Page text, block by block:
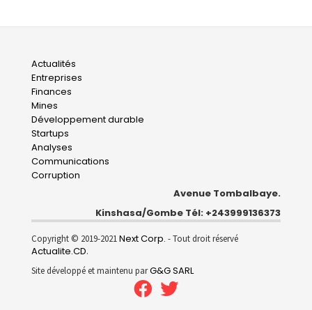
Main
navigation
Actualités
Entreprises
Finances
Mines
Développement durable
Startups
Analyses
Communications
Corruption
Avenue Tombalbaye.
Kinshasa/Gombe Tél: +243999136373
Copyright © 2019-2021Next Corp. - Tout droit réservé
Actualite.CD.
Site développé et maintenu parG&G SARL